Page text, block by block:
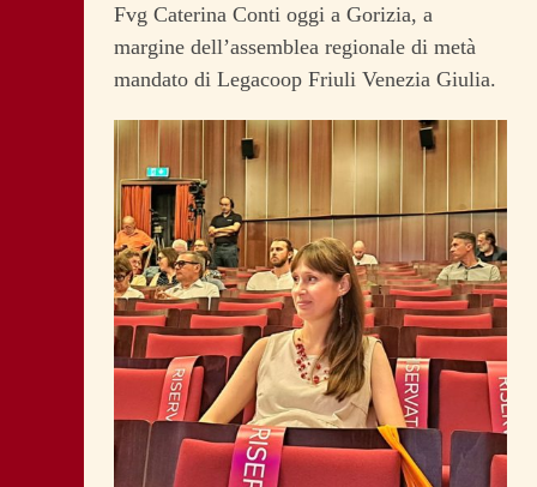
Fvg Caterina Conti oggi a Gorizia, a
margine dell’assemblea regionale di metà
mandato di Legacoop Friuli Venezia Giulia.